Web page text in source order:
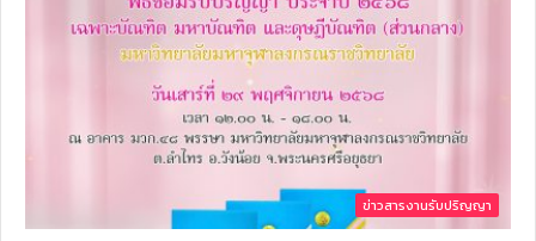
ข่าวสารงานรับปริญญา